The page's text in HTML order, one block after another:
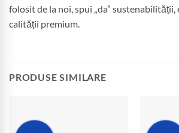
folosit de la noi, spui „da” sustenabilității,
calității premium.
PRODUSE SIMILARE